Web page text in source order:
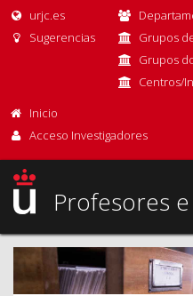
urjc.es
Sugerencias
Grupos
Grupos
Centros/
Inicio
Acceso Investigadores
Profesores